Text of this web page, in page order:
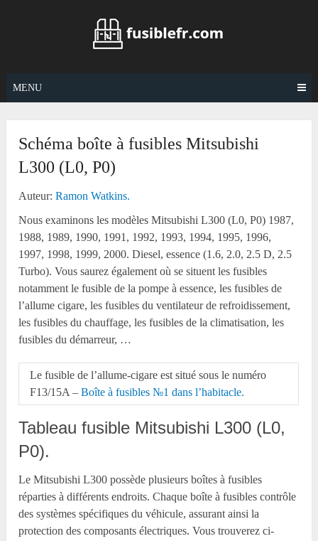
MENU
Schéma boîte à fusibles Mitsubishi
L300 (L0, P0)
Auteur:Ramon Watkins.
Nous examinons les modèles Mitsubishi L300 (L0, P0) 1987,
1988, 1989, 1990, 1991, 1992, 1993, 1994, 1995, 1996,
1997, 1998, 1999, 2000. Diesel, essence (1.6, 2.0, 2.5 D, 2.5
Turbo). Vous saurez également où se situent les fusibles
notamment le fusible de la pompe à essence, les fusibles de
l’allume cigare, les fusibles du ventilateur de refroidissement,
les fusibles du chauffage, les fusibles de la climatisation, les
fusibles du démarreur, …
Le fusible de l’allume-cigare est situé sous le numéro
F13/15A –Boîte à fusibles №1 dans l’habitacle.
Tableau fusible Mitsubishi L300 (L0,
P0).
Le Mitsubishi L300 possède plusieurs boîtes à fusibles
réparties à différents endroits. Chaque boîte à fusibles contrôle
des systèmes spécifiques du véhicule, assurant ainsi la
protection des composants électriques. Vous trouverez ci-